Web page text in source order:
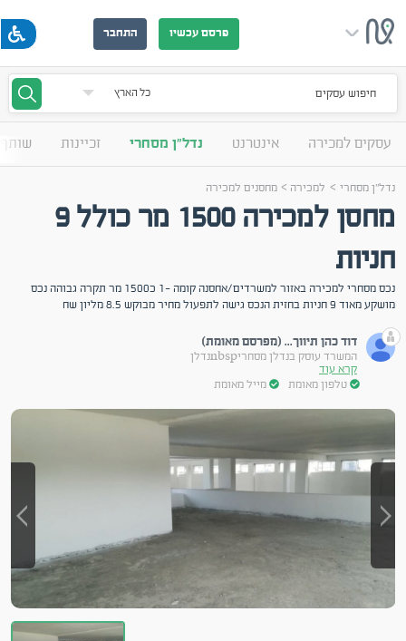
פרסם עכשיו התחבר
חיפוש עסקים
עסקים למכירה אינטרנט נדל"ן מסחרי זכיינות
נדל"ן מסחרי> למכירה >מחסנים למכירה
מחסן למכירה 1500 מר כולל 9
חניות
נכס מסחרי למכירה באזור למשרדים/אחסנה קומה -1 כ1500 מר תקרה גבוהה נכס
מושקע מאוד 9 חניות בחזית הנכס גישה לתפעול מחיר מבוקש 8.5 מליון שח
דוד כהן תיווך... (מפרסם מאומת)
המשרד עוסק בנדלן מסחריnbspנדלן
קרא עוד
טלפון מאומת
מייל מאומת